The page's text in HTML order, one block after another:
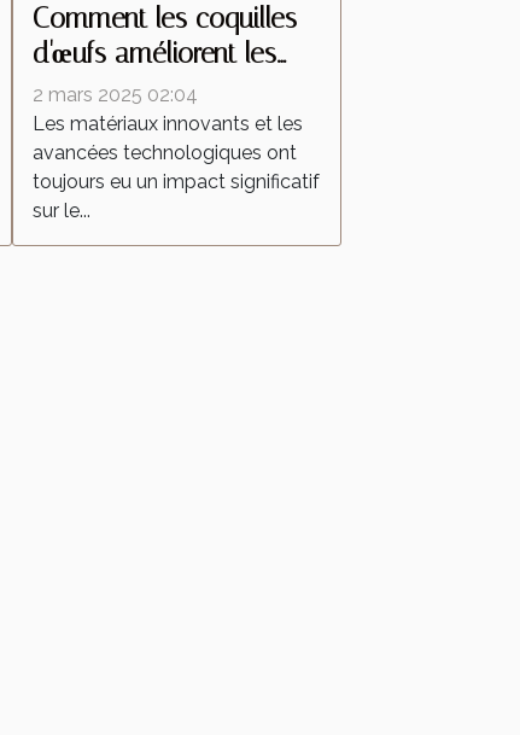
Comment les coquilles
d'œufs améliorent les
peintures réfléchissantes
2 mars 2025 02:04
Les matériaux innovants et les
avancées technologiques ont
toujours eu un impact significatif
sur le...